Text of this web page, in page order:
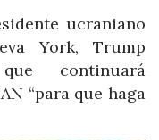
ucraniano
York, Trump
continuará
“para que haga